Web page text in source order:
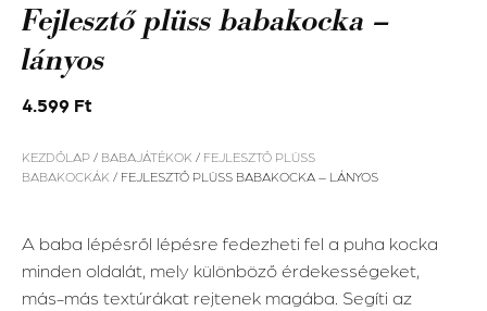
Fejlesztő plüss babakocka –
lányos
4.599 Ft
KEZDŐLAP / BABAJÁTÉKOK / FEJLESZTŐ PLÜSS
BABAKOCKÁK / FEJLESZTŐ PLÜSS BABAKOCKA – LÁNYOS
A baba lépésről lépésre fedezheti fel a puha kocka
minden oldalát, mely különböző érdekességeket,
más-más textúrákat rejtenek magába. Segíti az